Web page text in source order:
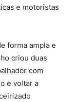
e motoristas
forma ampla e
criou duas
com
e voltar a